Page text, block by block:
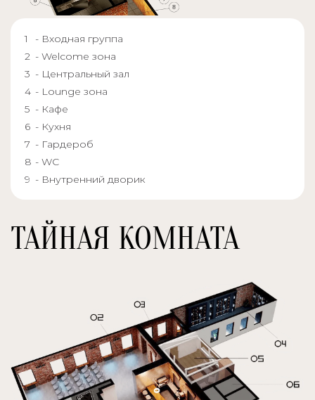
- Входная группа
- Welcome зона
- Центральный зал
- Lounge зона
- Кафе
- Кухня
- Гардероб
- WC
- Внутренний дворик
ТАЙНАЯ КОМНАТА